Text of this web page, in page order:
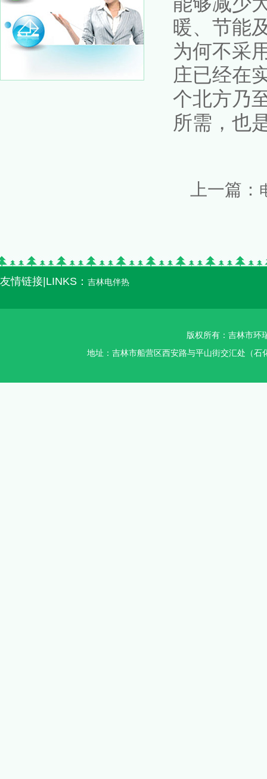
暖、节能
为何不采
庄已经在
个北方乃
所需，也
上一篇：
友情链接|LINKS： 吉林电伴热
版权所有：吉林市环
地址：吉林市船营区西安路与平山街交汇处（